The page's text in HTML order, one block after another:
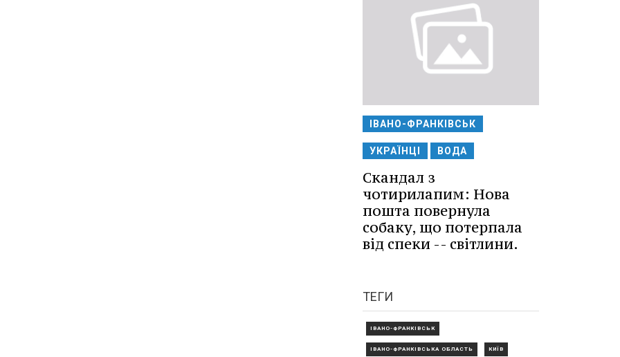
ІВАНО-ФРАНКІВСЬК
УКРАЇНЦІ ВОДА
Скандал з
чотирилапим: Нова
пошта повернула
собаку, що потерпала
від спеки -- світлини.
ТЕГИ
ІВАНО-ФРАНКІВСЬК
ІВАНО-ФРАНКІВСЬКА ОБЛАСТЬ КИЇВ